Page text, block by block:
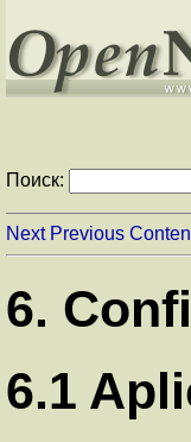
Поиск:
Next Previous
6.
6.1